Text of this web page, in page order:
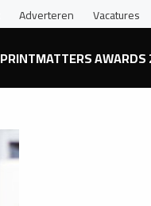
Adverteren Vacatures
PRINTMATTERS